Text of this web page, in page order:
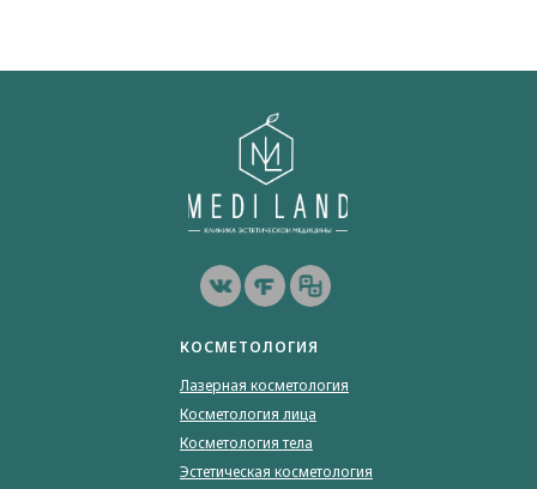
КОСМЕТОЛОГИЯ
Лазерная косметология
Косметология лица
Косметология тела
Эстетическая косметология